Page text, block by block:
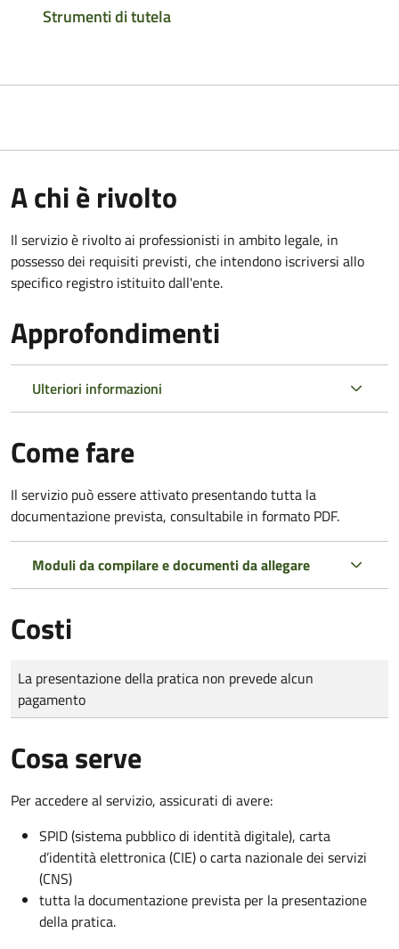
Strumenti di tutela
A chi è rivolto
Il servizio è rivolto ai professionisti in ambito legale, in
possesso dei requisiti previsti, che intendono iscriversi allo
specifico registro istituito dall'ente.
Approfondimenti
Ulteriori informazioni
Come fare
Il servizio può essere attivato presentando tutta la
documentazione prevista, consultabile in formato PDF.
Moduli da compilare e documenti da allegare
Costi
Tipo di pagamento
Importo
La presentazione della pratica non prevede alcun
pagamento
Cosa serve
Per accedere al servizio, assicurati di avere:
SPID (sistema pubblico di identità digitale), carta
d’identità elettronica (CIE) o carta nazionale dei servizi
(CNS)
tutta la documentazione prevista per la presentazione
della pratica.